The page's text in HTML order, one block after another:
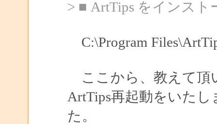
> ■ ArtTips をインス
C:\Program
ここから、教えて頂
ArtTips再起動をいた
た。